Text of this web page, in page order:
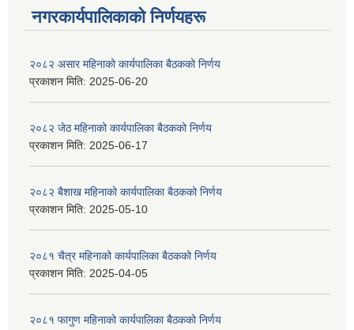
नगरकार्यपालिकाकाे निर्णयहरू
२०८२ असार महिनाको कार्यपालिका बैठकको निर्णय
प्रकाशन मिति: 2025-06-20
२०८२ जेठ महिनाको कार्यपालिका बैठकको निर्णय
प्रकाशन मिति: 2025-06-17
२०८२ बैशाख महिनाको कार्यपालिका बैठकको निर्णय
प्रकाशन मिति: 2025-05-10
२०८१ चैत्र महिनाको कार्यपालिका बैठकको निर्णय
प्रकाशन मिति: 2025-04-05
२०८१ फागुण महिनाको कार्यपालिका बैठकको निर्णय